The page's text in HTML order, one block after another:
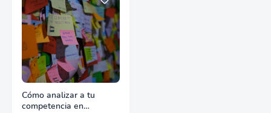
Cómo analizar a tu
competencia en